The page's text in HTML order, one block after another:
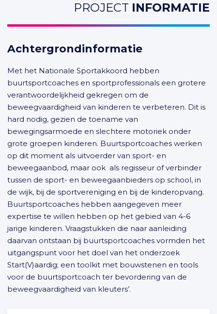
PROJECT INFORMATIE
Achtergrondinformatie
Met het Nationale Sportakkoord hebben
buurtsportcoaches en sportprofessionals een grotere
verantwoordelijkheid gekregen om de
beweegvaardigheid van kinderen te verbeteren. Dit is
hard nodig, gezien de toename van
bewegingsarmoede en slechtere motoriek onder
grote groepen kinderen. Buurtsportcoaches werken
op dit moment als uitvoerder van sport- en
beweegaanbod, maar ook als regisseur of verbinder
tussen de sport- en beweegaanbieders op school, in
de wijk, bij de sportvereniging en bij de kinderopvang.
Buurtsportcoaches hebben aangegeven meer
expertise te willen hebben op het gebied van 4-6
jarige kinderen. Vraagstukken die naar aanleiding
daarvan ontstaan bij buurtsportcoaches vormden het
uitgangspunt voor het doel van het onderzoek
Start(V)aardig; een toolkit met bouwstenen en tools
voor de buurtsportcoach ter bevordering van de
beweegvaardigheid van kleuters’.